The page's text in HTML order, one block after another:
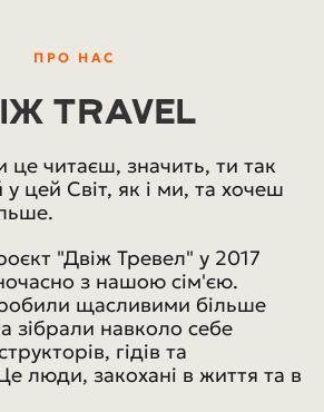
ПРО НАС
TRAVEL
це читаєш, значить, ти так
цей Світ, як і ми, та хочеш
"Двіж Тревел" у 2017
з нашою сім'єю.
щасливими більше
зібрали навколо себе
гідів та
люди, закохані в життя та в